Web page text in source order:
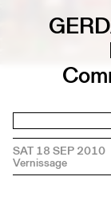
SAT 18 SEP 2010